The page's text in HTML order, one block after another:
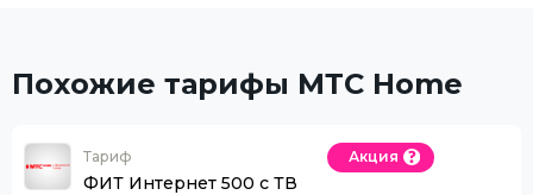
Похожие тарифы МТС Home
Тариф
ФИТ Интернет 500 с ТВ
Акция